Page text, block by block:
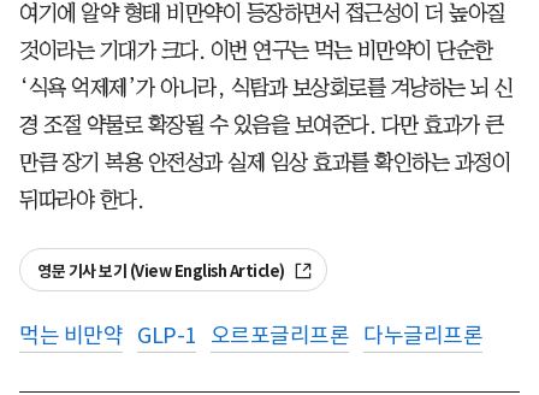
여기에 알약 형태 비만약이 등장하면서 접근성이 더 높아질
것이라는 기대가 크다. 이번 연구는 먹는 비만약이 단순한
‘식욕 억제제’가 아니라, 식탐과 보상회로를 겨냥하는 뇌 신
경 조절 약물로 확장될 수 있음을 보여준다. 다만 효과가 큰
만큼 장기 복용 안전성과 실제 임상 효과를 확인하는 과정이
뒤따라야 한다.
영문 기사 보기 (View English Article)
먹는 비만약 GLP-1 오르포글리프론 다누글리프론